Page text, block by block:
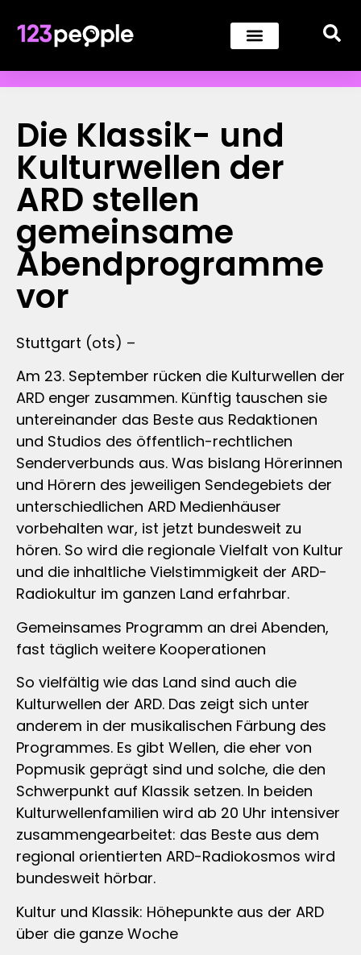
Die Klassik- und
Kulturwellen der
ARD stellen
gemeinsame
Abendprogramme
vor
Stuttgart (ots) –
Am 23. September rücken die Kulturwellen der
ARD enger zusammen. Künftig tauschen sie
untereinander das Beste aus Redaktionen
und Studios des öffentlich-rechtlichen
Senderverbunds aus. Was bislang Hörerinnen
und Hörern des jeweiligen Sendegebiets der
unterschiedlichen ARD Medienhäuser
vorbehalten war, ist jetzt bundesweit zu
hören. So wird die regionale Vielfalt von Kultur
und die inhaltliche Vielstimmigkeit der ARD-
Radiokultur im ganzen Land erfahrbar.
Gemeinsames Programm an drei Abenden,
fast täglich weitere Kooperationen
So vielfältig wie das Land sind auch die
Kulturwellen der ARD. Das zeigt sich unter
anderem in der musikalischen Färbung des
Programmes. Es gibt Wellen, die eher von
Popmusik geprägt sind und solche, die den
Schwerpunkt auf Klassik setzen. In beiden
Kulturwellenfamilien wird ab 20 Uhr intensiver
zusammengearbeitet: das Beste aus dem
regional orientierten ARD-Radiokosmos wird
bundesweit hörbar.
Kultur und Klassik: Höhepunkte aus der ARD
über die ganze Woche